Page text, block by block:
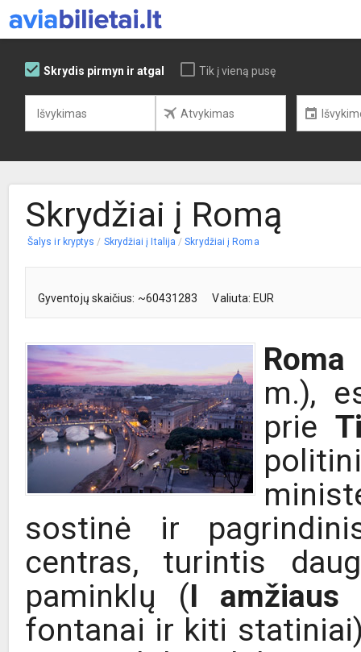
Skrydis pirmyn ir atgal Tik į vieną pusę
Skrydžiai į Romą
Šalys ir kryptys / Skrydžiai į Italija /Skrydžiai į Roma
Gyventojų skaičius: ~60431283 Valiuta: EUR
m.),
prie
sostinė ir
centras, turintis
paminklų (I amžiaus
fontanai ir kiti